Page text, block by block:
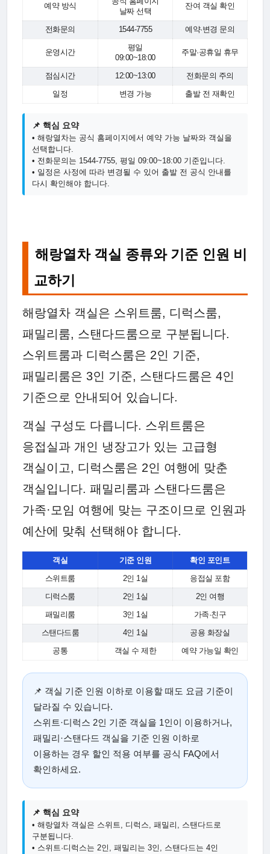
예약 방식
날짜 선택
잔여 객실 확인
전화문의 1544-7755 예약·변경 문의
운영시간
평일
09:00~18:00
주말·공휴일 휴무
점심시간 12:00~13:00 전화문의 주의
일정 변경 가능 출발 전 재확인
📌 핵심 요약
• 해랑열차는 공식 홈페이지에서 예약 가능 날짜와 객실을
선택합니다.
• 전화문의는 1544-7755, 평일 09:00~18:00 기준입니다.
• 일정은 사정에 따라 변경될 수 있어 출발 전 공식 안내를
다시 확인해야 합니다.
해랑열차 객실 종류와 기준 인원 비
교하기
해랑열차 객실은 스위트룸, 디럭스룸,
패밀리룸, 스탠다드룸으로 구분됩니다.
스위트룸과 디럭스룸은 2인 기준,
패밀리룸은 3인 기준, 스탠다드룸은 4인
기준으로 안내되어 있습니다.
객실 구성도 다릅니다. 스위트룸은
응접실과 개인 냉장고가 있는 고급형
객실이고, 디럭스룸은 2인 여행에 맞춘
객실입니다. 패밀리룸과 스탠다드룸은
가족·모임 여행에 맞는 구조이므로 인원과
예산에 맞춰 선택해야 합니다.
객실 기준 인원 확인 포인트
스위트룸 2인 1실 응접실 포함
디럭스룸 2인 1실 2인 여행
패밀리룸 3인 1실 가족·친구
스탠다드룸 4인 1실 공용 화장실
공통 객실 수 제한 예약 가능일 확인
📌 객실 기준 인원 이하로 이용할 때도 요금 기준이
달라질 수 있습니다.
스위트·디럭스 2인 기준 객실을 1인이 이용하거나,
패밀리·스탠다드 객실을 기준 인원 이하로
이용하는 경우 할인 적용 여부를 공식 FAQ에서
확인하세요.
📌 핵심 요약
• 해랑열차 객실은 스위트, 디럭스, 패밀리, 스탠다드로
구분됩니다.
• 스위트·디럭스는 2인, 패밀리는 3인, 스탠다드는 4인